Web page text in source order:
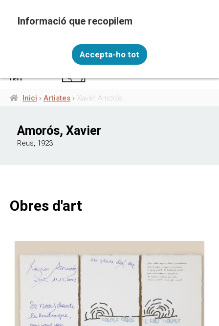
contingut
menú
Inici Artistes Xavier Amorós
Amorós, Xavier
Reus, 1923
Obres d'art
personal amb les següents finalitats: Funcionalitat,
Accepta-ho tot